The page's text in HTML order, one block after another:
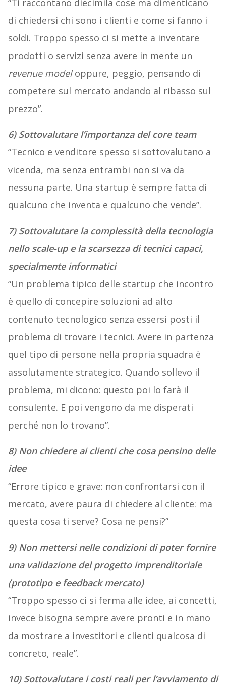
“Ti raccontano diecimila cose ma dimenticano
di chiedersi chi sono i clienti e come si fanno i
soldi. Troppo spesso ci si mette a inventare
prodotti o servizi senza avere in mente un
revenue modeloppure, peggio, pensando di
competere sul mercato andando al ribasso sul
prezzo”.
6) Sottovalutare l’importanza del core team
“Tecnico e venditore spesso si sottovalutano a
vicenda, ma senza entrambi non si va da
nessuna parte. Una startup è sempre fatta di
qualcuno che inventa e qualcuno che vende”.
7) Sottovalutare la complessità della tecnologia
nello scale-up e la scarsezza di tecnici capaci,
specialmente informatici
“Un problema tipico delle startup che incontro
è quello di concepire soluzioni ad alto
contenuto tecnologico senza essersi posti il
problema di trovare i tecnici. Avere in partenza
quel tipo di persone nella propria squadra è
assolutamente strategico. Quando sollevo il
problema, mi dicono: questo poi lo farà il
consulente. E poi vengono da me disperati
perché non lo trovano”.
8) Non chiedere ai clienti che cosa pensino delle
idee
“Errore tipico e grave: non confrontarsi con il
mercato, avere paura di chiedere al cliente: ma
questa cosa ti serve? Cosa ne pensi?”
9) Non mettersi nelle condizioni di poter fornire
una validazione del progetto imprenditoriale
(prototipo e feedback mercato)
“Troppo spesso ci si ferma alle idee, ai concetti,
invece bisogna sempre avere pronti e in mano
da mostrare a investitori e clienti qualcosa di
concreto, reale”.
10) Sottovalutare i costi reali per l’avviamento di